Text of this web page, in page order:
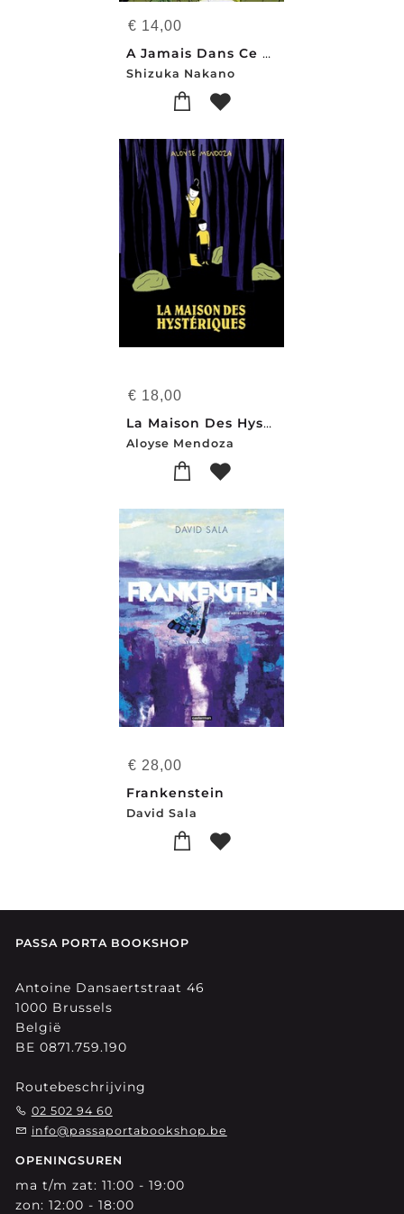
€ 14,00
A Jamais Dans Ce Jardin
Shizuka Nakano
€ 18,00
La Maison Des Hysteriques
Aloyse Mendoza
€ 28,00
Frankenstein
David Sala
PASSA PORTA BOOKSHOP
Antoine Dansaertstraat 46
1000 Brussels
België
BE 0871.759.190
Routebeschrijving
02 502 94 60
info@passaportabookshop.be
OPENINGSUREN
ma t/m zat: 11:00 - 19:00
zon: 12:00 - 18:00